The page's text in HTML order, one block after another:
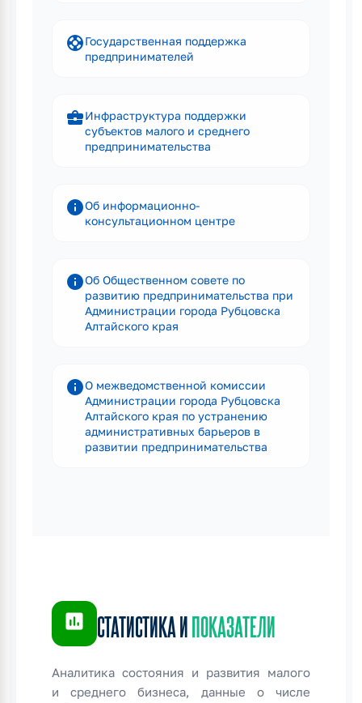
supportГосударственная поддержка
предпринимателей
business_centerИнфраструктура поддержки
субъектов малого и среднего
предпринимательства
infoОб информационно-
консультационном центре
infoОб Общественном совете по
развитию предпринимательства при
Администрации города Рубцовска
Алтайского края
infoО межведомственной комиссии
Администрации города Рубцовска
Алтайского края по устранению
административных барьеров в
развитии предпринимательства
insert_chart СТАТИСТИКА ИПОКАЗАТЕЛИ
Аналитика состояния и развития малого
и среднего бизнеса, данные о числе